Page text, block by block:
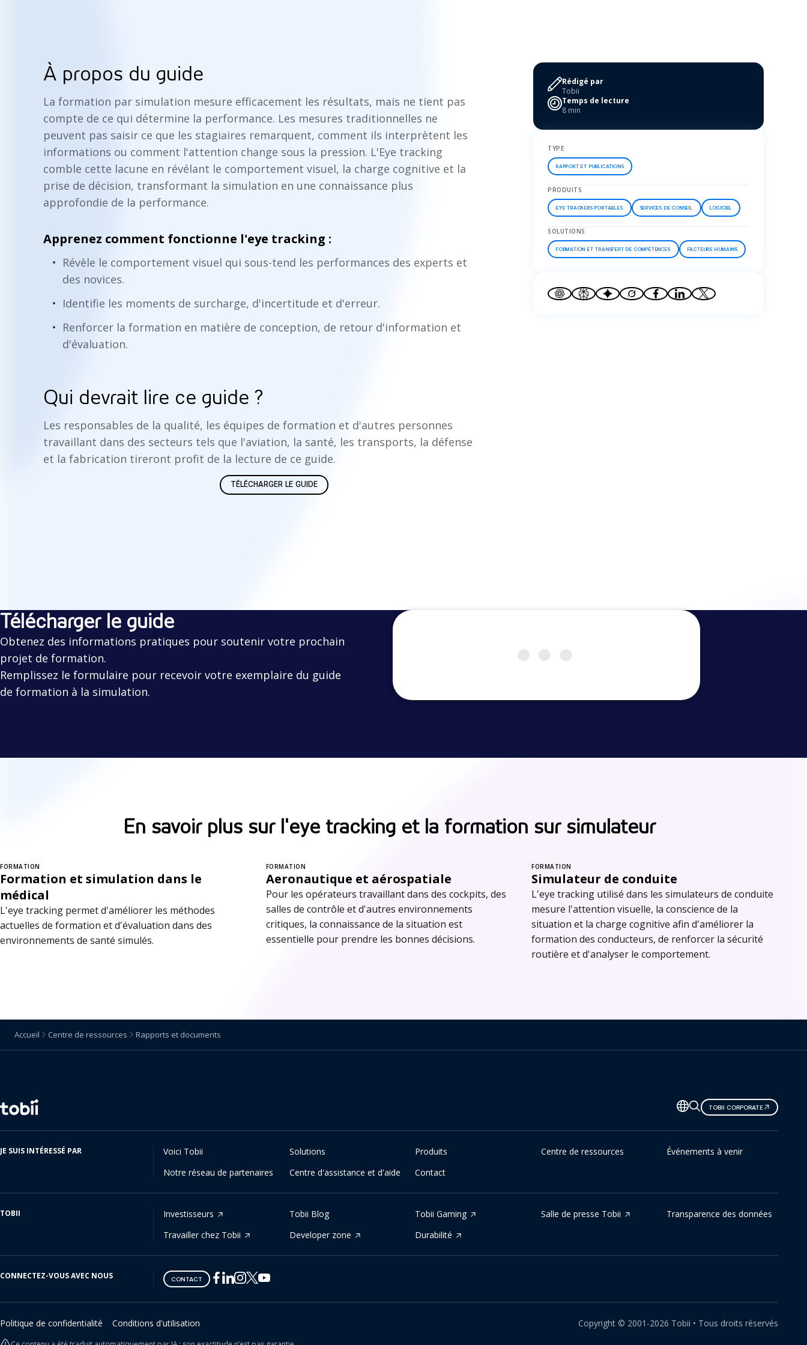
À propos du guide
La formation par simulation mesure efficacement les résultats, mais ne tient pas
compte de ce qui détermine la performance. Les mesures traditionnelles ne
peuvent pas saisir ce que les stagiaires remarquent, comment ils interprètent les
informations ou comment l'attention change sous la pression. L'Eye tracking
comble cette lacune en révélant le comportement visuel, la charge cognitive et la
prise de décision, transformant la simulation en une connaissance plus
approfondie de la performance.
Apprenez comment fonctionne l'eye tracking :
Révèle le comportement visuel qui sous-tend les performances des experts et
des novices.
Identifie les moments de surcharge, d'incertitude et d'erreur.
Renforcer la formation en matière de conception, de retour d'information et
d'évaluation.
Qui devrait lire ce guide ?
Les responsables de la qualité, les équipes de formation et d'autres personnes
travaillant dans des secteurs tels que l'aviation, la santé, les transports, la défense
et la fabrication tireront profit de la lecture de ce guide.
TÉLÉCHARGER LE GUIDE
Rédigé par
Tobii
Temps de lecture
8 min
TYPE
RAPPORT ET PUBLICATIONS
PRODUITS
EYE TRACKERS PORTABLES SERVICES DE CONSEIL LOGICIEL
SOLUTIONS
FORMATION ET TRANSFERT DE COMPÉTENCES FACTEURS HUMAINS
Télécharger le guide
Obtenez des informations pratiques pour soutenir votre prochain
projet de formation.
Remplissez le formulaire pour recevoir votre exemplaire du guide
de formation à la simulation.
En savoir plus sur l'eye tracking et la formation sur simulateur
FORMATION
Formation et simulation dans le
médical
L'eye tracking permet d'améliorer les méthodes
actuelles de formation et d'évaluation dans des
environnements de santé simulés.
FORMATION
Aeronautique et aérospatiale
Pour les opérateurs travaillant dans des cockpits, des
salles de contrôle et d'autres environnements
critiques, la connaissance de la situation est
essentielle pour prendre les bonnes décisions.
FORMATION
Simulateur de conduite
L'eye tracking utilisé dans les simulateurs de conduite
mesure l'attention visuelle, la conscience de la
situation et la charge cognitive afin d'améliorer la
formation des conducteurs, de renforcer la sécurité
routière et d'analyser le comportement.
Accueil Centre de ressources Rapports et documents
Changer
de
langue
TOBII CORPORATE
JE SUIS INTÉRESSÉ PAR Voici Tobii Solutions Produits Centre de ressources
Événements à venir
Notre réseau de partenaires
Centre d'assistance et d'aide Contact
TOBII Investisseurs Tobii Blog Tobii Gaming Salle de presse Tobii
Transparence des données
Travailler chez Tobii
Developer zone Durabilité
CONNECTEZ-VOUS AVEC NOUS CONTACT
Tobii
Facebook
Tobii
Linkedin
Tobii
Instagram
Tobii
Twitter
Tobii
Youtube
Politique de confidentialité
Conditions d'utilisation Copyright © 2001-2026 Tobii • Tous droits réservés